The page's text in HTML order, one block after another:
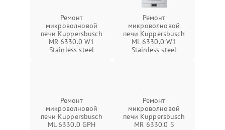
Ремонт
микроволновой
печи Kuppersbusch
MR 6330.0 W1
Stainless steel
Ремонт
микроволновой
печи Kuppersbusch
ML 6330.0 W1
Stainless steel
Ремонт
микроволновой
печи Kuppersbusch
ML 6330.0 GPH
Ремонт
микроволновой
печи Kuppersbusch
MR 6330.0 S